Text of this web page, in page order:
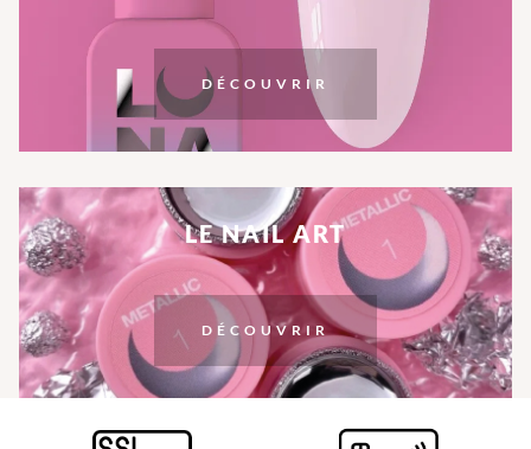
DÉCOUVRIR
LE NAIL ART
DÉCOUVRIR